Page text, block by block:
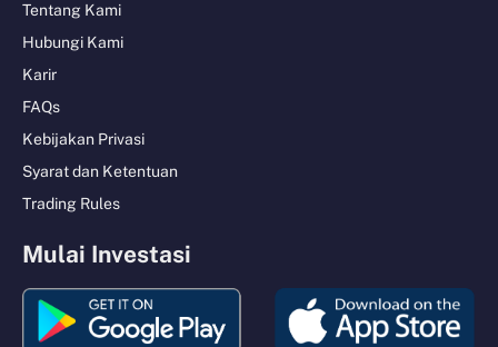
Tentang Kami
Hubungi Kami
Karir
FAQs
Kebijakan Privasi
Syarat dan Ketentuan
Trading Rules
Mulai Investasi